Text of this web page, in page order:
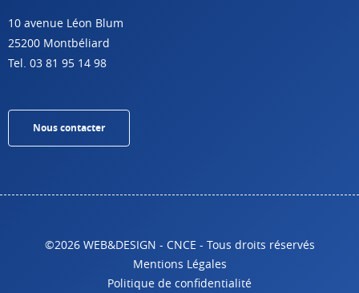
10 avenue Léon Blum
25200 Montbéliard
Tel. 03 81 95 14 98
Nous contacter
©2026 WEB&DESIGN - CNCE - Tous droits réservés
Mentions Légales
Politique de confidentialité